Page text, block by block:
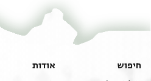
חיפוש אודות